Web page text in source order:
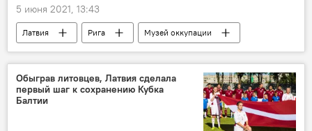
5 июня 2021, 13:43
Латвия Рига Музей оккупации
Обыграв литовцев, Латвия сделала
первый шаг к сохранению Кубка
Балтии